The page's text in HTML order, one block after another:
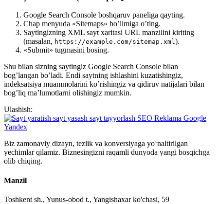
Google Search Console boshqaruv paneliga qayting.
Chap menyuda «Sitemaps» bo’limiga o’ting.
Saytingizning XML sayt xaritasi URL manzilini kiriting
(masalan, https://example.com/sitemap.xml).
«Submit» tugmasini bosing.
Shu bilan sizning saytingiz Google Search Console bilan
bog’langan bo’ladi. Endi saytning ishlashini kuzatishingiz,
indeksatsiya muammolarini ko’rishingiz va qidiruv natijalari bilan
bog’liq ma’lumotlarni olishingiz mumkin.
Ulashish:
Biz zamonaviy dizayn, tezlik va konversiyaga yo‘naltirilgan
yechimlar qilamiz. Biznesingizni raqamli dunyoda yangi bosqichga
olib chiqing.
Manzil
Toshkent sh., Yunus-obod t., Yangishaxar ko'chasi, 59